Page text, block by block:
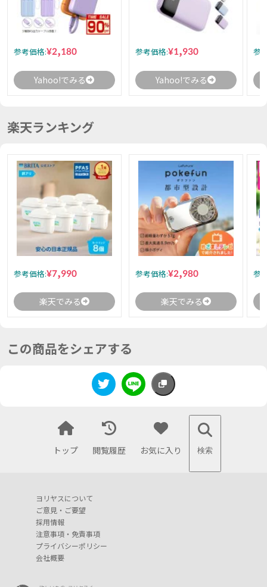
参考価格:¥2,180
Yahoo!でみる
参考価格:¥1,930
Yahoo!でみる
参
楽天ランキング
参考価格:¥7,990
楽天でみる
参考価格:¥2,980
楽天でみる
参
この商品をシェアする
トップ 閲覧履歴 お気に入り 検索
ヨリヤスについて
ご意見・ご要望
採用情報
注意事項・免責事項
プライバシーポリシー
会社概要